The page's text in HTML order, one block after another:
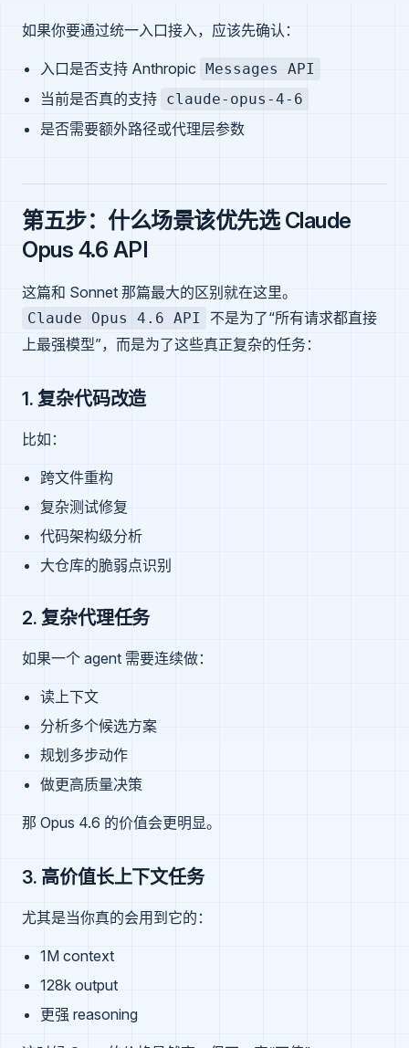
如果你要通过统一入口接入，应该先确认：
入口是否支持 Anthropic Messages API
当前是否真的支持 claude-opus-4-6
是否需要额外路径或代理层参数
第五步：什么场景该优先选 Claude
Opus 4.6 API
这篇和 Sonnet 那篇最大的区别就在这里。
Claude Opus 4.6 API
不是为了“所有请求都直接
上最强模型”，而是为了这些真正复杂的任务：
1. 复杂代码改造
比如：
跨文件重构
复杂测试修复
代码架构级分析
大仓库的脆弱点识别
2. 复杂代理任务
如果一个 agent 需要连续做：
读上下文
分析多个候选方案
规划多步动作
做更高质量决策
那 Opus 4.6 的价值会更明显。
3. 高价值长上下文任务
尤其是当你真的会用到它的：
1M context
128k output
更强 reasoning